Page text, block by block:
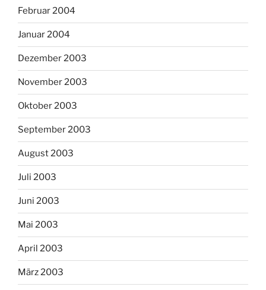
Februar 2004
Januar 2004
Dezember 2003
November 2003
Oktober 2003
September 2003
August 2003
Juli 2003
Juni 2003
Mai 2003
April 2003
März 2003